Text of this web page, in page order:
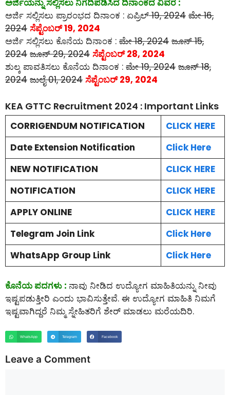
ಅರ್ಜಿಯನ್ನು ಸಲ್ಲಿಸಲು ನಿಗದಿಪಡಿಸಿದ ದಿನಾಂಕದ ವಿವರ :
ಅರ್ಜಿ ಸಲ್ಲಿಸಲು ಪ್ರಾರಂಭದ ದಿನಾಂಕ : ಏಪ್ರಿಲ್19, 2024 ಮೇ 16,
2024 ಸೆಪ್ಟೆಂಬರ್ 19, 2024
ಅರ್ಜಿ ಸಲ್ಲಿಸಲು ಕೊನೆಯ ದಿನಾಂಕ : ಮೇ 18, 2024 ಜೂನ್ 15,
2024 ಜೂನ್ 29, 2024 ಸೆಪ್ಟೆಂಬರ್ 28, 2024
ಶುಲ್ಕ ಪಾವತಿಸಲು ಕೊನೆಯ ದಿನಾಂಕ : ಮೇ 19, 2024 ಜೂನ್ 18,
2024 ಜುಲೈ 01, 2024 ಸೆಪ್ಟೆಂಬರ್ 29, 2024
KEA GTTC Recruitment 2024 : Important Links
CORRIGENDUM NOTIFICATION
CLICK HERE
Date Extension Notification
Click Here
NEW NOTIFICATION
CLICK HERE
NOTIFICATION
CLICK HERE
APPLY ONLINE
CLICK HERE
Telegram Join Link
Click Here
WhatsApp Group Link
Click Here
ಕೊನೆಯ ಪದಗಳು : ನಾವು ನೀಡಿದ ಉದ್ಯೋಗ ಮಾಹಿತಿಯನ್ನು ನೀವು
ಇಷ್ಟಪಡುತ್ತೀರಿ ಎಂದು ಭಾವಿಸುತ್ತೇವೆ. ಈ ಉದ್ಯೋಗ ಮಾಹಿತಿ ನಿಮಗೆ
ಇಷ್ಟವಾಗಿದ್ದರೆ ನಿಮ್ಮ ಸ್ನೇಹಿತರಿಗೆ ಶೇರ್ ಮಾಡಲು ಮರೆಯದಿರಿ.
WhatsApp Telegram Facebook
Leave a Comment